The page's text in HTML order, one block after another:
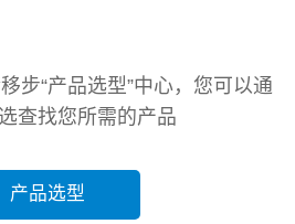
步“产品选型”中心，您可以通
查找您所需的产品
产品选型